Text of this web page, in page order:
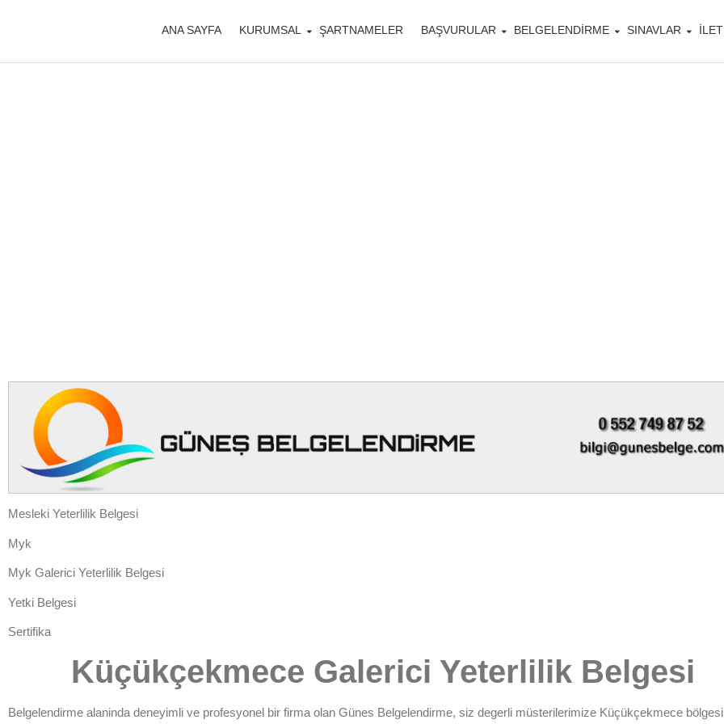
ANA SAYFA KURUMSAL ŞARTNAMELER BAŞVURULAR BELGELENDIRME SINAVLAR
Mesleki Yeterlilik Belgesi
Myk
Myk Galerici Yeterlilik Belgesi
Yetki Belgesi
Sertifika
Küçükçekmece Galerici Yeterlilik Belgesi
Belgelendirme alaninda deneyimli ve profesyonel bir firma olan Günes Belgelendirme, siz degerli müsterilerimize Küçükçekmece